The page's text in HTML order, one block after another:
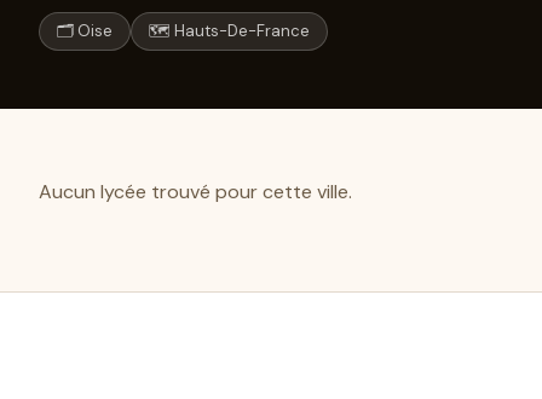
🗂 Oise 🗺 Hauts-De-France
Aucun lycée trouvé pour cette ville.